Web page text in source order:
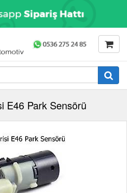
E46 Park Sensörü